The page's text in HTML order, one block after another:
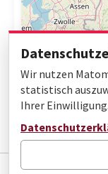
Wir nutzen
statistisch
Ihrer Einwilligung.